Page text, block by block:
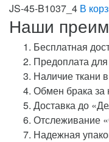
JS-45-B1037_4 В
Наши
Бесплатная
Предоплата
Наличие ткани
Обмен брака за
Доставка до
Отслеживание
Надежная